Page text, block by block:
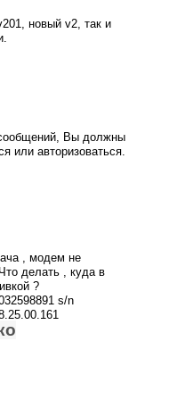
новый v2, так и
Вы должны
или авторизоваться.
, модем не
делать , куда в
?
s/n